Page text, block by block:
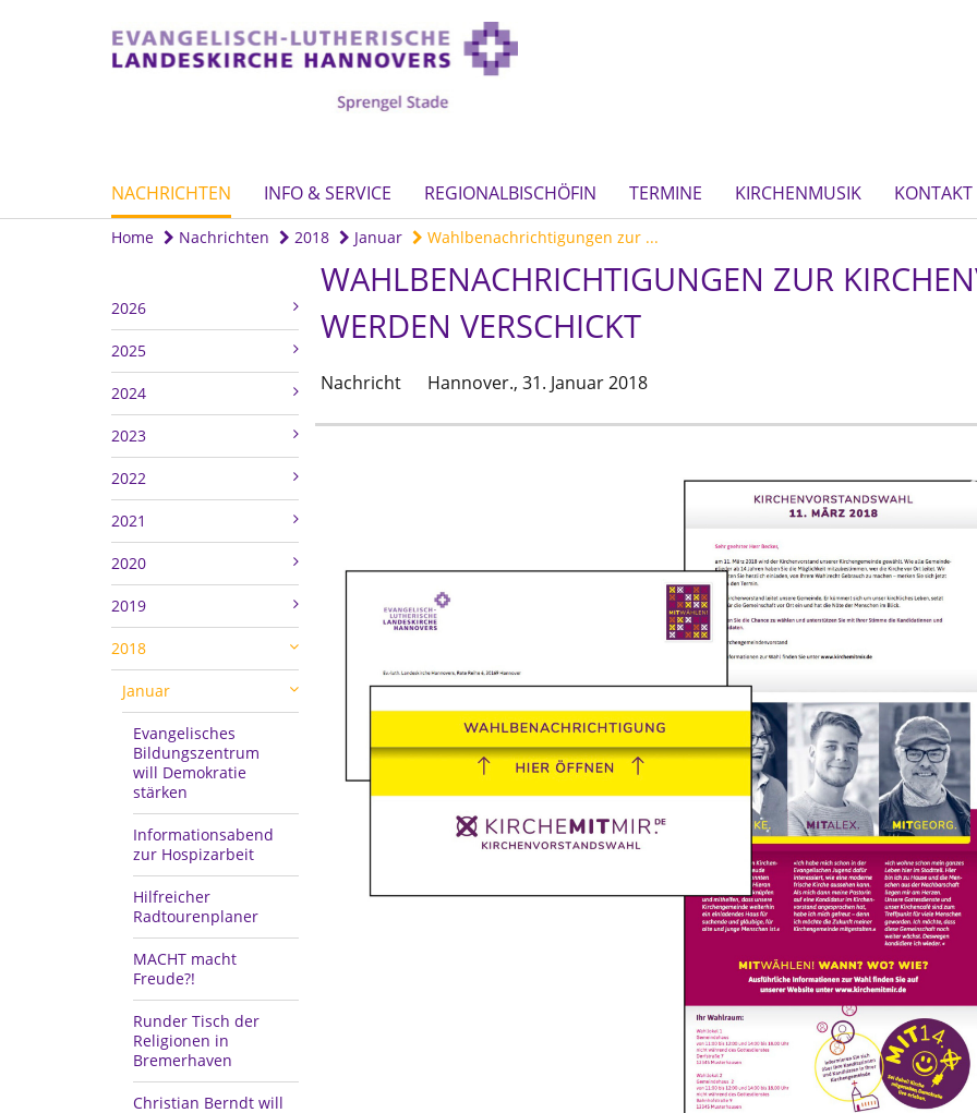
NACHRICHTEN INFO & SERVICE REGIONALBISCHÖFIN TERMINE KIRCHENMUSIK KONTAKT
Home Nachrichten 2018 Januar Wahlbenachrichtigungen zur ...
2026
2025
2024
2023
2022
2021
2020
2019
2018
Januar
Evangelisches
Bildungszentrum
will Demokratie
stärken
Informationsabend
zur Hospizarbeit
Hilfreicher
Radtourenplaner
MACHT macht
Freude?!
Runder Tisch der
Religionen in
Bremerhaven
Christian Berndt will
WAHLBENACHRICHTIGUNGEN ZUR
WERDEN VERSCHICKT
Nachricht Hannover., 31. Januar 2018